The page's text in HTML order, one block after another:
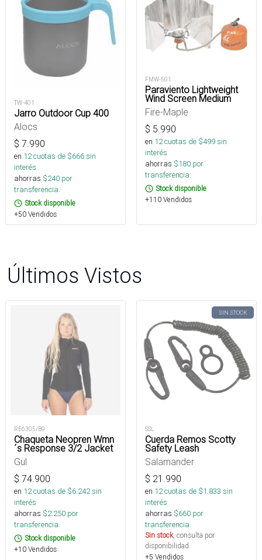
TW-401
Jarro Outdoor Cup 400
Alocs
$ 7.990
en 12cuotas de $666sin
interés
ahorras $240 por
transferencia.
Stock disponible
+50 Vendidos
FMW-501
Paraviento Lightweight
Wind Screen Medium
Fire-Maple
$ 5.990
en 12cuotas de $499sin
interés
ahorras $180 por
transferencia.
Stock disponible
+110 Vendidos
Últimos Vistos
RE6305/B9
Chaqueta Neopren Wmn
´s Response 3/2 Jacket
Gul
$ 74.900
en 12cuotas de $6.242sin
interés
ahorras $2.250 por
transferencia.
Stock disponible
+10 Vendidos
SIN STOCK
SSL
Cuerda Remos Scotty
Safety Leash
Salamander
$ 21.990
en 12cuotas de $1.833 sin
interés
ahorras $660 por
transferencia.
Sin stock, consulta por
disponibilidad.
+5 Vendidos